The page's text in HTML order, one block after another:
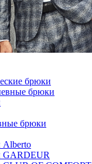
брюки
брюки
брюки